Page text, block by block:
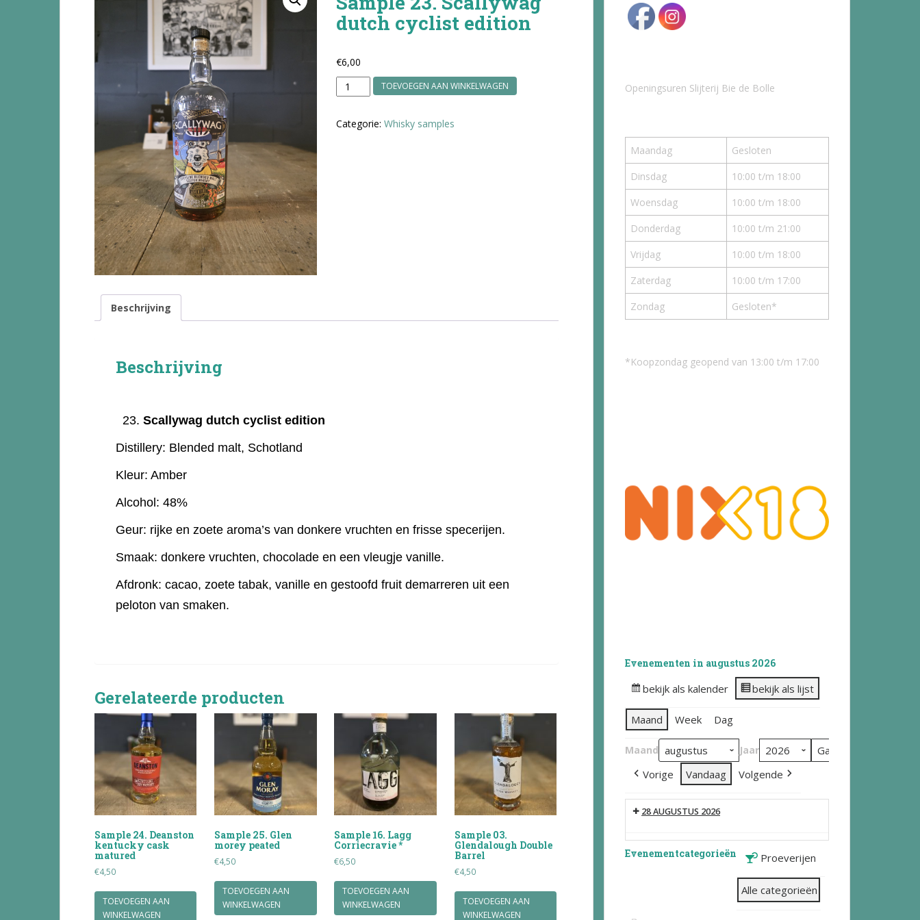
dutch cyclist edition
€6,00
Sample
23.
dutch
TOEVOEGEN AAN WINKELWAGEN
Categorie: Whisky samples
Beschrijving
Beschrijving
Scallywag dutch cyclist edition
Distillery: Blended malt, Schotland
Kleur: Amber
Alcohol: 48%
Geur: rijke en zoete aroma’s van donkere vruchten en frisse specerijen.
Smaak: donkere vruchten, chocolade en een vleugje vanille.
Afdronk: cacao, zoete tabak, vanille en gestoofd fruit demarreren uit een
peloton van smaken.
Gerelateerde producten
Sample 24. Deanston
kentucky cask
matured
€4,50
TOEVOEGEN AAN
WINKELWAGEN
Sample 25. Glen
morey peated
€4,50
TOEVOEGEN AAN
WINKELWAGEN
Sample 16. Lagg
Corriecravie *
€6,50
TOEVOEGEN AAN
WINKELWAGEN
Sample 03.
Glendalough Double
Barrel
€4,50
TOEVOEGEN AAN
WINKELWAGEN
Openingsuren Slijterij Bie de Bolle
Maandag
Gesloten
Dinsdag
10:00 t/m 18:00
Woensdag
10:00 t/m 18:00
Donderdag
10:00 t/m 21:00
Vrijdag
10:00 t/m 18:00
Zaterdag
10:00 t/m 17:00
Zondag
Gesloten*
*Koopzondag geopend van 13:00 t/m 17:00
Evenementen in augustus 2026
bekijk als kalender bekijk als lijst
Maand Week Dag
Maand Jaar
Vorige Vandaag Volgende
28 AUGUSTUS 2026
Evenementcategorieën Proeverijen
Alle categorieën